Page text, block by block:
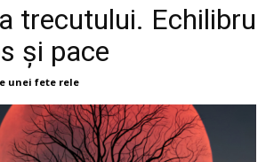
trecutului. Echilibru
și pace
unei fete rele